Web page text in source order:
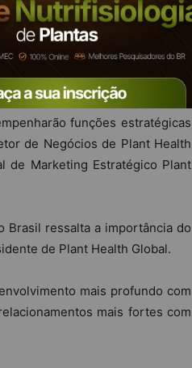
uma organização
funções estratégicas
de Negócios de Plant Health
de Marketing Estratégico Plant
Brasil ressalta a importância do
de Plant Health Global.
mais profundo com
mais fortes com